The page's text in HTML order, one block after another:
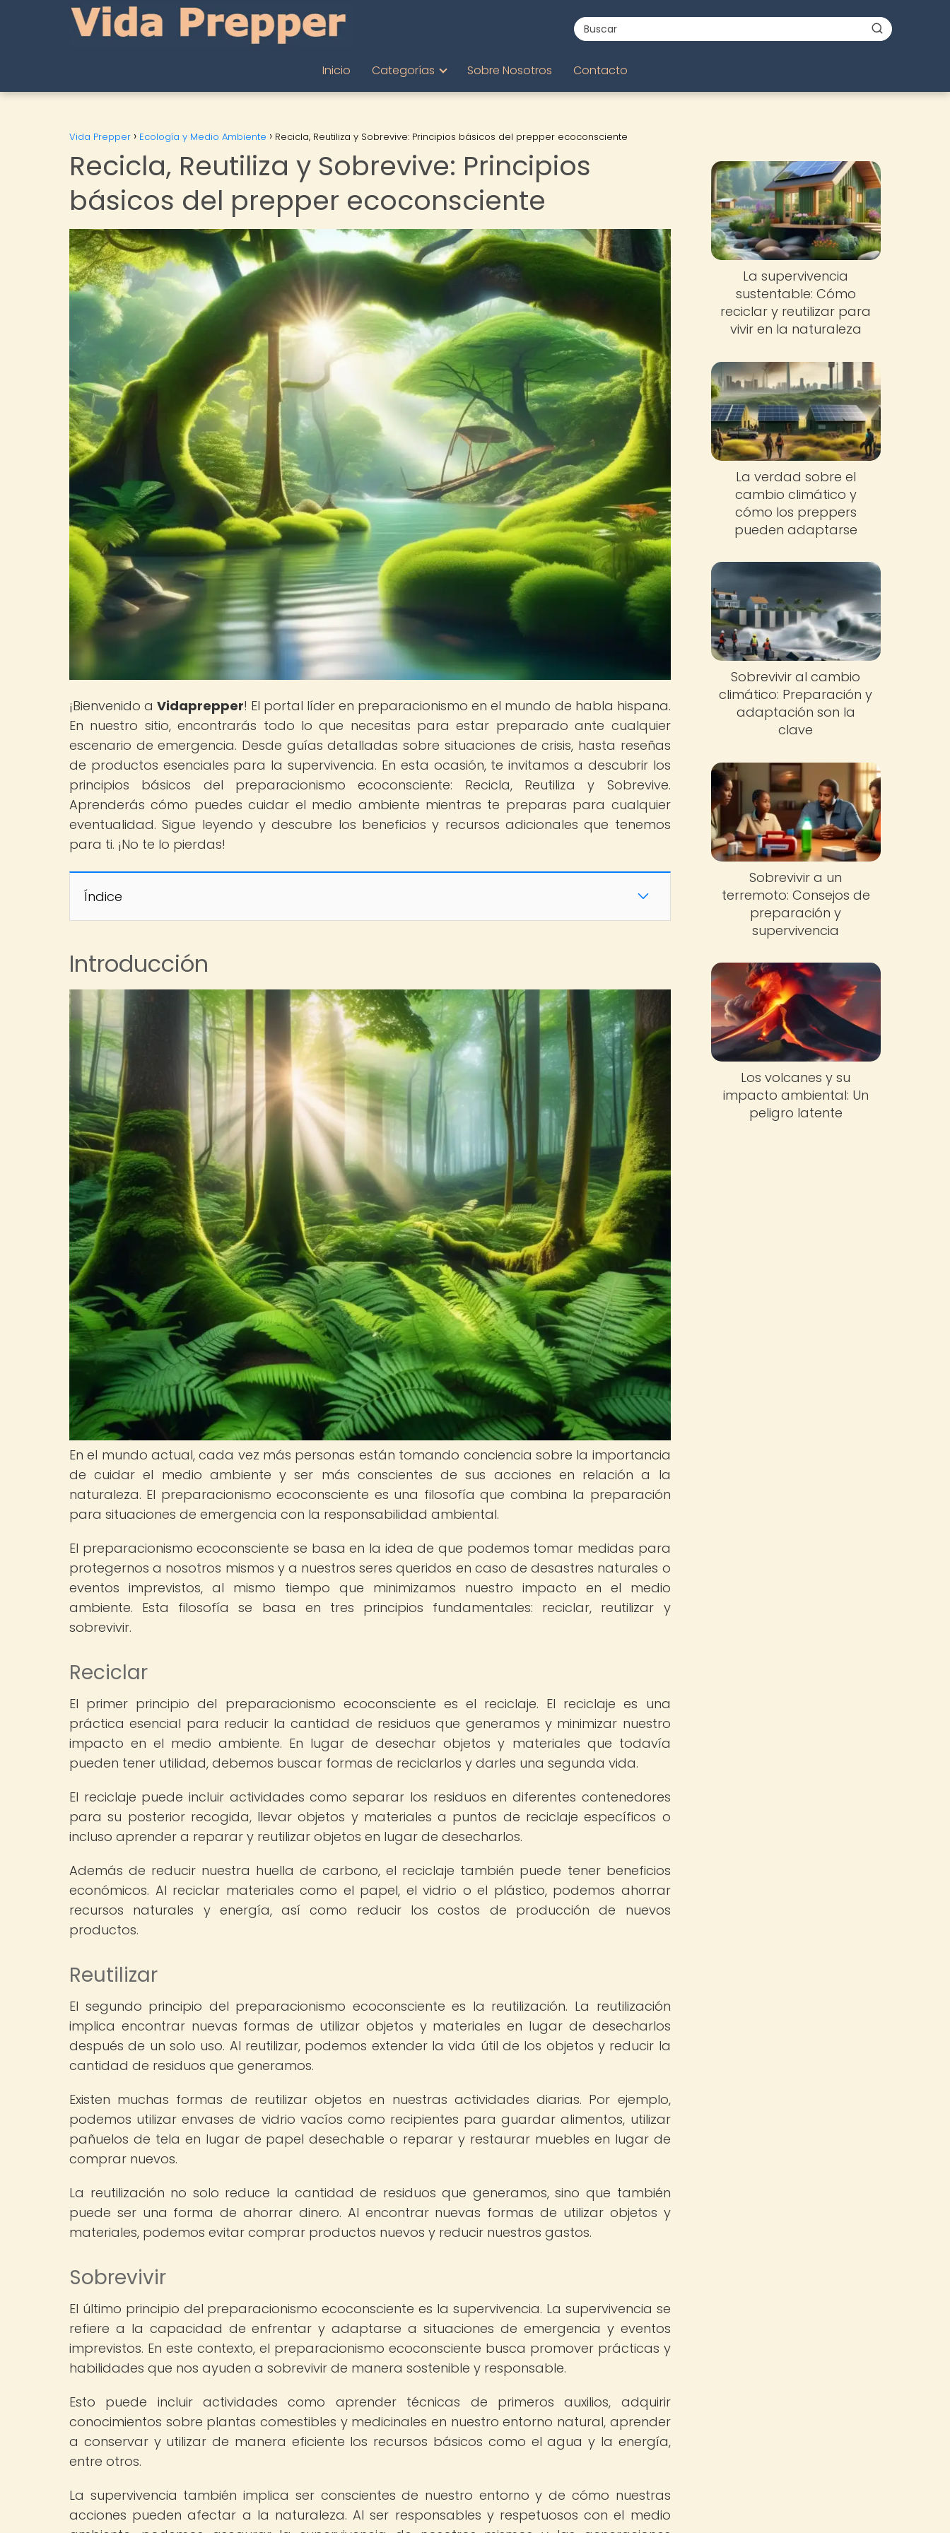
Inicio Categorías Sobre Nosotros Contacto
Vida Prepper Ecología y Medio Ambiente Recicla, Reutiliza y Sobrevive: Principios básicos del prepper ecoconsciente
Recicla, Reutiliza y Sobrevive: Principios
básicos del prepper ecoconsciente
¡Bienvenido aVidaprepper! El portal líder en preparacionismo en el mundo de habla hispana.
En nuestro sitio, encontrarás todo lo que necesitas para estar preparado ante cualquier
escenario de emergencia. Desde guías detalladas sobre situaciones de crisis, hasta reseñas
de productos esenciales para la supervivencia. En esta ocasión, te invitamos a descubrir los
principios básicos del preparacionismo ecoconsciente: Recicla, Reutiliza y Sobrevive.
Aprenderás cómo puedes cuidar el medio ambiente mientras te preparas para cualquier
eventualidad. Sigue leyendo y descubre los beneficios y recursos adicionales que tenemos
para ti. ¡No te lo pierdas!
Índice
Introducción
En el mundo actual, cada vez más personas están tomando conciencia sobre la importancia
de cuidar el medio ambiente y ser más conscientes de sus acciones en relación a la
naturaleza. El preparacionismo ecoconsciente es una filosofía que combina la preparación
para situaciones de emergencia con la responsabilidad ambiental.
El preparacionismo ecoconsciente se basa en la idea de que podemos tomar medidas para
protegernos a nosotros mismos y a nuestros seres queridos en caso de desastres naturales o
eventos imprevistos, al mismo tiempo que minimizamos nuestro impacto en el medio
ambiente. Esta filosofía se basa en tres principios fundamentales: reciclar, reutilizar y
sobrevivir.
Reciclar
El primer principio del preparacionismo ecoconsciente es el reciclaje. El reciclaje es una
práctica esencial para reducir la cantidad de residuos que generamos y minimizar nuestro
impacto en el medio ambiente. En lugar de desechar objetos y materiales que todavía
pueden tener utilidad, debemos buscar formas de reciclarlos y darles una segunda vida.
El reciclaje puede incluir actividades como separar los residuos en diferentes contenedores
para su posterior recogida, llevar objetos y materiales a puntos de reciclaje específicos o
incluso aprender a reparar y reutilizar objetos en lugar de desecharlos.
Además de reducir nuestra huella de carbono, el reciclaje también puede tener beneficios
económicos. Al reciclar materiales como el papel, el vidrio o el plástico, podemos ahorrar
recursos naturales y energía, así como reducir los costos de producción de nuevos
productos.
Reutilizar
El segundo principio del preparacionismo ecoconsciente es la reutilización. La reutilización
implica encontrar nuevas formas de utilizar objetos y materiales en lugar de desecharlos
después de un solo uso. Al reutilizar, podemos extender la vida útil de los objetos y reducir la
cantidad de residuos que generamos.
Existen muchas formas de reutilizar objetos en nuestras actividades diarias. Por ejemplo,
podemos utilizar envases de vidrio vacíos como recipientes para guardar alimentos, utilizar
pañuelos de tela en lugar de papel desechable o reparar y restaurar muebles en lugar de
comprar nuevos.
La reutilización no solo reduce la cantidad de residuos que generamos, sino que también
puede ser una forma de ahorrar dinero. Al encontrar nuevas formas de utilizar objetos y
materiales, podemos evitar comprar productos nuevos y reducir nuestros gastos.
Sobrevivir
El último principio del preparacionismo ecoconsciente es la supervivencia. La supervivencia se
refiere a la capacidad de enfrentar y adaptarse a situaciones de emergencia y eventos
imprevistos. En este contexto, el preparacionismo ecoconsciente busca promover prácticas y
habilidades que nos ayuden a sobrevivir de manera sostenible y responsable.
Esto puede incluir actividades como aprender técnicas de primeros auxilios, adquirir
conocimientos sobre plantas comestibles y medicinales en nuestro entorno natural, aprender
a conservar y utilizar de manera eficiente los recursos básicos como el agua y la energía,
entre otros.
La supervivencia también implica ser conscientes de nuestro entorno y de cómo nuestras
acciones pueden afectar a la naturaleza. Al ser responsables y respetuosos con el medio
La supervivencia
sustentable: Cómo
reciclar y reutilizar para
vivir en la naturaleza
La verdad sobre el
cambio climático y
cómo los preppers
pueden adaptarse
Sobrevivir al cambio
climático: Preparación y
adaptación son la
clave
Sobrevivir a un
terremoto: Consejos de
preparación y
supervivencia
Los volcanes y su
impacto ambiental: Un
peligro latente